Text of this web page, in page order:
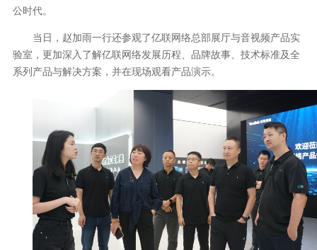
公时代。
当日，赵加雨一行还参观了亿联网络总部展厅与音视频产品实
验室，更加深入了解亿联网络发展历程、品牌故事、技术标准及全
系列产品与解决方案，并在现场观看产品演示。